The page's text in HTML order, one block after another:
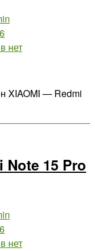
к
причин
не
Redmi
Pro
нет
XIAOMI — Redmi
Note 15 Pro
кнет